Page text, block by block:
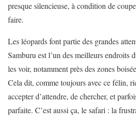
presque silencieuse, à condition de
faire.
Les léopards font partie des grandes
Samburu est l’un des meilleurs endroits
les voir, notamment près des zones
Cela dit, comme toujours avec ce félin,
accepter d’attendre, de chercher, et
parfaite. C’est aussi ça, le safari : la